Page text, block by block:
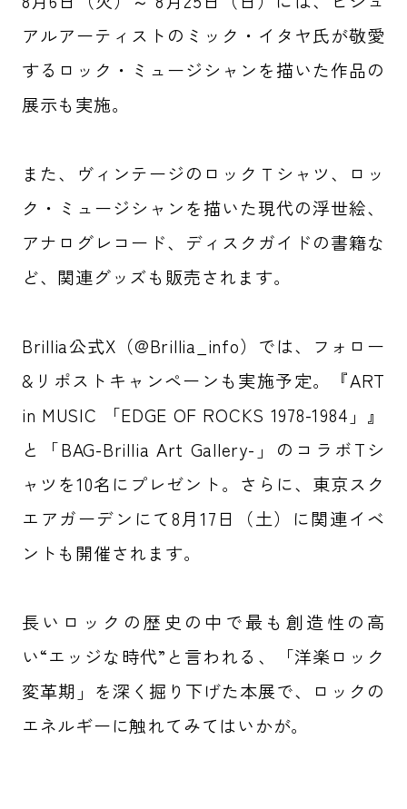
アルアーティストのミック・イタヤ氏が敬愛
するロック・ミュージシャンを描いた作品の
展示も実施。
また、ヴィンテージのロックＴシャツ、ロッ
ク・ミュージシャンを描いた現代の浮世絵、
アナログレコード、ディスクガイドの書籍な
ど、関連グッズも販売されます。
Brillia公式X（@Brillia_info）では、フォロー
&リポストキャンペーンも実施予定。『ART
in MUSIC 「EDGE OF ROCKS 1978-1984」』
と「BAG-Brillia Art Gallery-」のコラボTシ
ャツを10名にプレゼント。さらに、東京スク
エアガーデンにて8月17日（土）に関連イベ
ントも開催されます。
長いロックの歴史の中で最も創造性の高
い“エッジな時代”と言われる、「洋楽ロック
変革期」を深く掘り下げた本展で、ロックの
エネルギーに触れてみてはいかが。